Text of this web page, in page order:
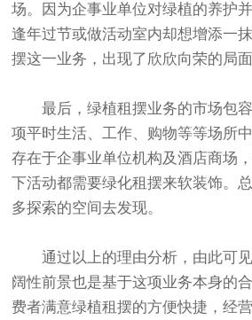
场。因为企事业单位对绿植的养护
逢年过节或做活动室内却想增添一
摆这一业务，出现了欣欣向荣的局面
最后，绿植租摆业务的市场包
项平时生活、工作、购物等等场所
存在于企事业单位机构及酒店商场
下活动都需要绿化租摆来软装饰。
多探索的空间去发现。
通过以上的理由分析，由此可
阔性前景也是基于这项业务本身的
费者满意绿植租摆的方便快捷，经